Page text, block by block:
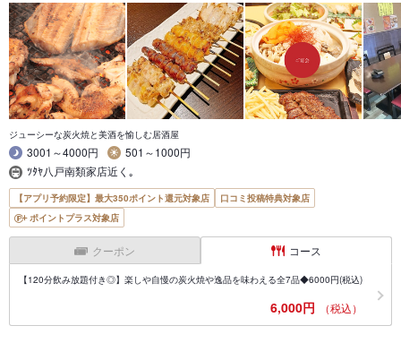
ジューシーな炭火焼と美酒を愉しむ居酒屋
3001～4000円
501～1000円
ﾂﾀﾔ八戸南類家店近く｡
【アプリ予約限定】最大350ポイント還元対象店
口コミ投稿特典対象店
ポイントプラス対象店
クーポン コース
【120分飲み放題付き◎】楽しや自慢の炭火焼や逸品を味わえる全7品◆6000円(税込)
6,000円 （税込）